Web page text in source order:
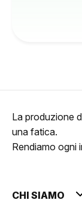
La produzione
una fatica.
Rendiamo ogni
CHI SIAMO